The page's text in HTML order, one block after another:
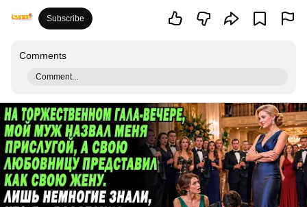
Subscribe
Comments
Comment...